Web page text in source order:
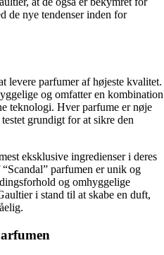
de nye tendenser inden for
levere parfumer af højeste kvalitet.
og omfatter en kombination
teknologi. Hver parfume er nøje
grundigt for at sikre den
eksklusive ingredienser i deres
parfumen er unik og
og omhyggelige
i stand til at skabe en duft,